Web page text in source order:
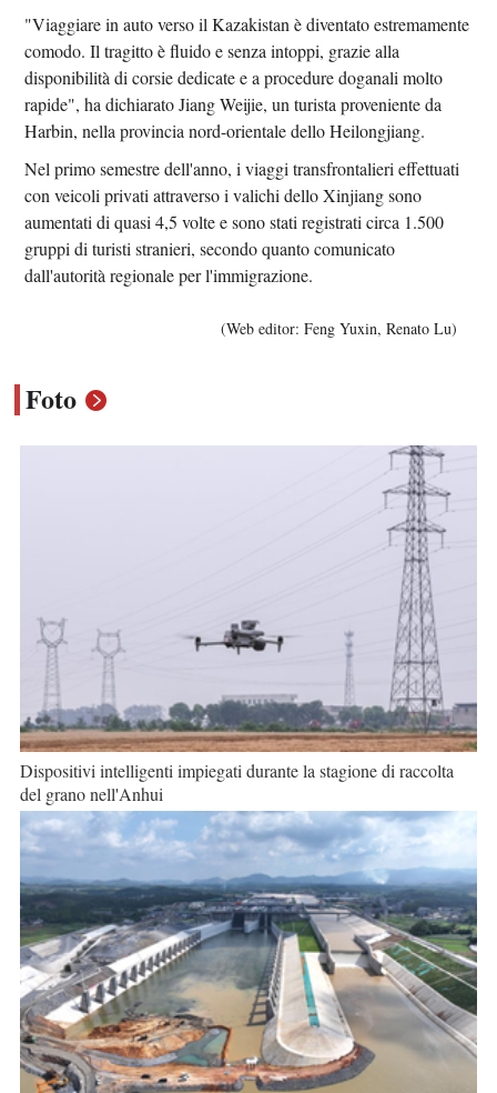
"Viaggiare in auto verso il Kazakistan è diventato estremamente
comodo. Il tragitto è fluido e senza intoppi, grazie alla
disponibilità di corsie dedicate e a procedure doganali molto
rapide", ha dichiarato Jiang Weijie, un turista proveniente da
Harbin, nella provincia nord-orientale dello Heilongjiang.
Nel primo semestre dell'anno, i viaggi transfrontalieri effettuati
con veicoli privati ​​attraverso i valichi dello Xinjiang sono
aumentati di quasi 4,5 volte e sono stati registrati circa 1.500
gruppi di turisti stranieri, secondo quanto comunicato
dall'autorità regionale per l'immigrazione.
(Web editor: Feng Yuxin, Renato Lu)
Foto
Dispositivi intelligenti impiegati durante la stagione di raccolta
del grano nell'Anhui